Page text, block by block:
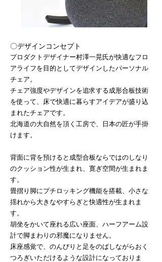
〇デザインコンセプト
プロダクトデザイナー村澤一晃氏が快適なフロ
アライフを目的としてデザインしたパーソナル
チェア。
チェア強度やデザインを追求する成形合板技術
を使って、床で快適に暮らすアイデアが盛り込
まれたチェアです。
北海道の大自然を頂く工房で、日本の匠が手掛
けます。
背面に背を預けると成型合板ならではのしなり
のクッション性が生まれ、寛ぎ空間が生まれま
す。
畳摺り脚にプチロッキング機能を搭載、小さな
揺れから大きなやすらぎと快適性が生まれま
す。
胡坐をかいて座れる広い座面、ハーフアーム設
計で脚まわりの邪魔になりません。
床座感覚で、のんびりと足をのばしながらおく
つろぎいただけるような設計になっておりま